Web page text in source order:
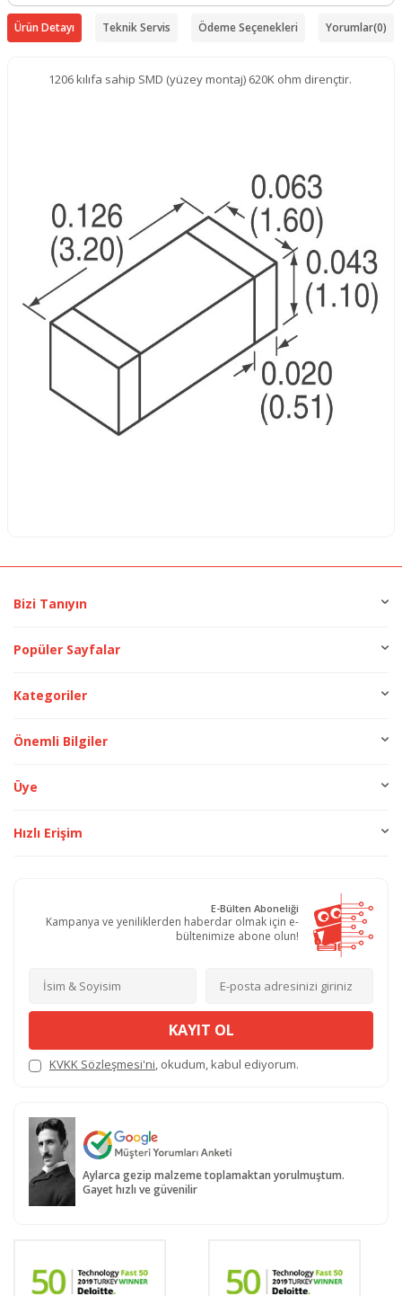
Ürün Detayı Teknik Servis Ödeme Seçenekleri Yorumlar(0)
1206 kılıfa sahip SMD (yüzey montaj) 620K ohm dirençtir.
Bizi Tanıyın
Popüler Sayfalar
Kategoriler
Önemli Bilgiler
Üye
Hızlı Erişim
E-Bülten Aboneliği
Kampanya ve yeniliklerden haberdar olmak için e-
bültenimize abone olun!
KAYIT OL
KVKK Sözleşmesi'ni, okudum, kabul ediyorum.
Aylarca gezip malzeme toplamaktan yorulmuştum.
Gayet hızlı ve güvenilir